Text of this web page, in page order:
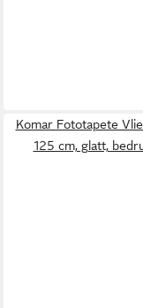
Komar Fototapete
125 cm, glatt,